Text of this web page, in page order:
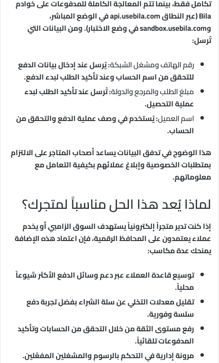
تكامل فقط، بينما تتم المعالجة الكاملة للمدفوعات على خوادم
Bila (عبر النطاق api.usebila.com في الوضع المباشر،
وsandbox.usebila.com في وضع الاختبار). ومن البيانات التي
تُرسل:
رقم الهاتف ومشغل الشبكة: يُرسل عند إدخال بيانات الدفع
للتحقق من اسم الحساب وعند تأكيد الطلب لبدء الدفع.
مبلغ الطلب والمرجع والدولة: تُرسل عند تأكيد الطلب لبدء
عملية التحصيل.
اسم العميل: يُستخدم في وصف عملية الدفع والتحقق من
الحساب.
هذا الوضوح في تدفق البيانات يساعد أصحاب المتاجر على الالتزام
بمتطلبات الخصوصية وإبلاغ عملائهم بكيفية التعامل مع
معلوماتهم.
لماذا يُعد هذا الحل مناسباً لمتجرك؟
إذا كنت تدير متجراً إلكترونياً يستهدف السوق الزامبي أو يخدم
عملاء يعتمدون على المحافظ الرقمية، فإن اعتماد هذه الإضافة
يمنحك عدة مكاسب:
توسيع قاعدة العملاء عبر دعم وسائل الدفع الأكثر شيوعاً
محلياً.
تقليل معدلات التخلي عن سلة الشراء بفضل تجربة دفع
سلسة وفورية.
رفع مستوى الثقة من خلال التحقق من الحسابات وتأكيد
المدفوعات تلقائياً.
مرونة إدارية في التحكم بالرسوم والمشغلين المفعّلين.